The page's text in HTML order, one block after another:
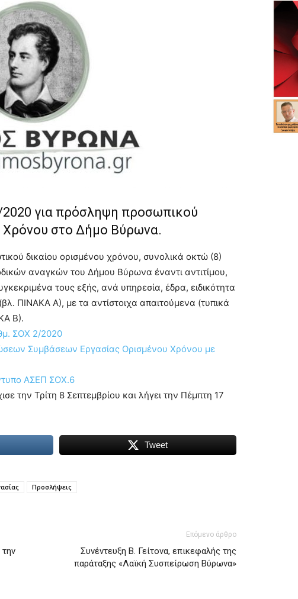
για πρόσληψη προσωπικού
Χρόνου στο Δήμο Βύρωνα.
δικαίου ορισμένου χρόνου, συνολικά οκτώ (8)
αναγκών του Δήμου Βύρωνα έναντι αντιτίμου,
τους εξής, ανά υπηρεσία, έδρα, ειδικότητα
ΠΙΝΑΚΑ Α), με τα αντίστοιχα απαιτούμενα (τυπικά
Β).
ΣΟΧ 2/2020
Συμβάσεων Εργασίας Ορισμένου Χρόνου με
ΑΣΕΠ ΣΟΧ.6
την Τρίτη 8 Σεπτεμβρίου και λήγει την Πέμπτη 17
Tweet
Προσλήψεις
Επόμενο άρθρο
Συνέντευξη Β. Γείτονα, επικεφαλής της
παράταξης «Λαϊκή Συσπείρωση Βύρωνα»